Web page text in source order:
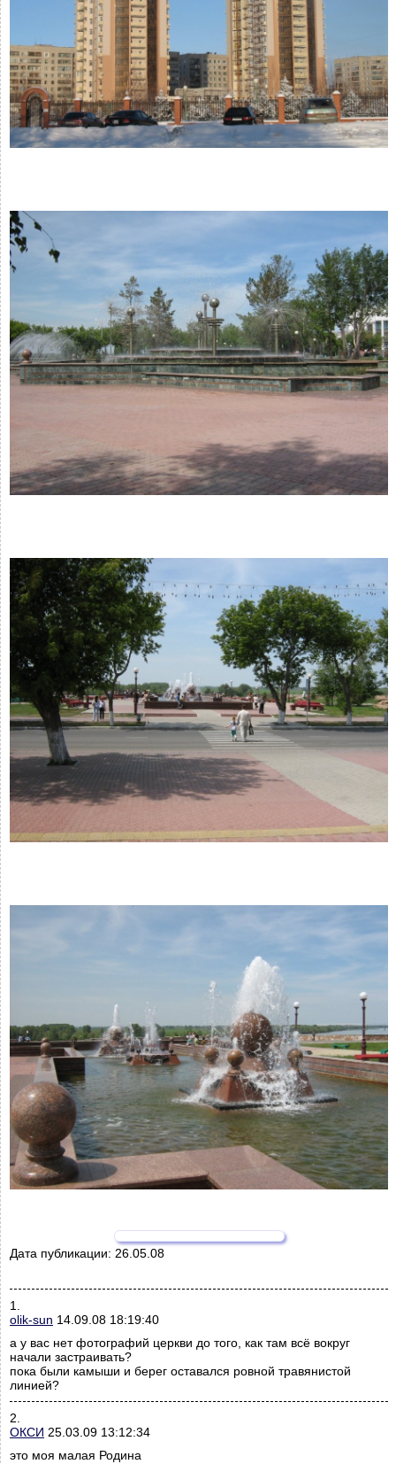
Дата публикации: 26.05.08
1.
olik-sun 14.09.08 18:19:40
а у вас нет фотографий церкви до того, как там всё вокруг
начали застраивать?
пока были камыши и берег оставался ровной травянистой
линией?
2.
ОКСИ 25.03.09 13:12:34
это моя малая Родина